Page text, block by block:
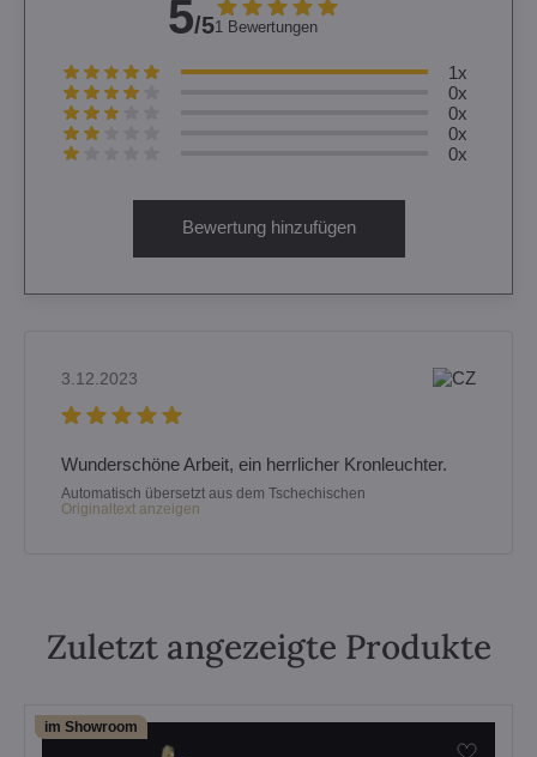
5/51 Bewertungen
1x
0x
0x
0x
0x
Bewertung hinzufügen
3.12.2023
Wunderschöne Arbeit, ein herrlicher Kronleuchter.
Automatisch übersetzt aus dem Tschechischen
Originaltext anzeigen
Zuletzt angezeigte Produkte
im Showroom